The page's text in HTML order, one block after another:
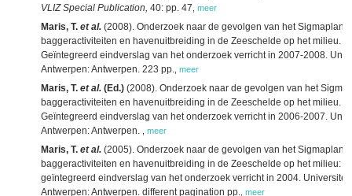
VLIZ Special Publication, 40: pp. 47 meer
Maris, T. et al. (2008). Onderzoek naar de gevolgen van het Sigmaplan,
baggeractiviteiten en havenuitbreiding in de Zeeschelde op het milieu.
Geïntegreerd eindverslag van het onderzoek verricht in 2007-2008.
Antwerpen: Antwerpen. 223 pp. meer
Maris, T. et al. (Ed.) (2008). Onderzoek naar de gevolgen van het
baggeractiviteiten en havenuitbreiding in de Zeeschelde op het milieu.
Geïntegreerd eindverslag van het onderzoek verricht in 2006-2007.
Antwerpen: Antwerpen.
meer
Maris, T. et al. (2005). Onderzoek naar de gevolgen van het Sigmaplan,
baggeractiviteiten en havenuitbreiding in de Zeeschelde op het milieu:
geïntegreerd eindverslag van het onderzoek verricht in 2004. Universiteit
Antwerpen: Antwerpen. different pagination pp. meer